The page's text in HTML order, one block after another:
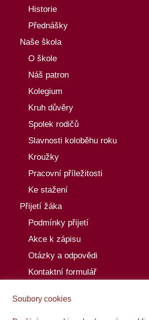
Historie
Přednášky
Naše škola
O škole
Náš patron
Kolegium
Kruh důvěry
Spolek rodičů
Slavnosti koloběhu roku
Kroužky
Pracovní příležitosti
Ke stažení
Přijetí žáka
Podmínky přijetí
Akce k zápisu
Otázky a odpovědi
Kontaktní formulář
Akce
Soubory cookies